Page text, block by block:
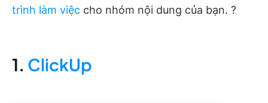
trình làm việc cho nhóm nội dung của bạn. ?
1. ClickUp